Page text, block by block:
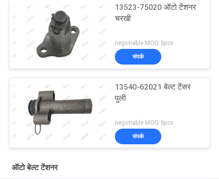
13523-75020 ऑटो टेंशनर
चरखी
negotiable MOQ:5pcs
संपर्क
13540-62021 बेल्ट टेंसर
पुली
negotiable MOQ:5pcs
संपर्क
ऑटो बेल्ट टेंशनर